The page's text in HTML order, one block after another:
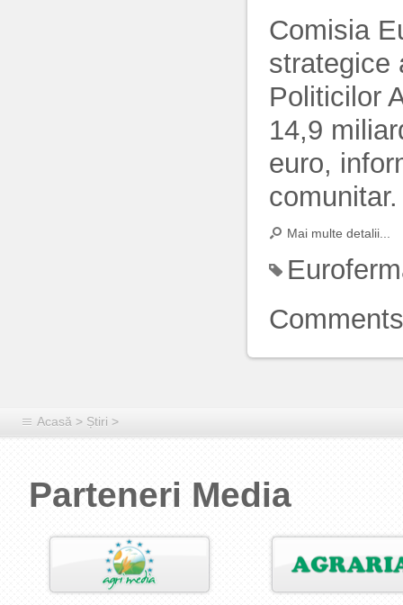
Comisia
strategice
Politicilor
14,9
euro,
comunitar.
Mai multe detalii...
Comments
Acasă > Știri >
Parteneri Media